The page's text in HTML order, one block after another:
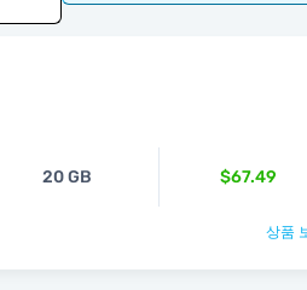
20 GB $67.49
상품